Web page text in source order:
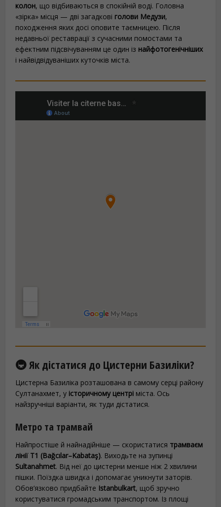
колон, що відбиваються в спокійній воді. Головна
«зірка» місця — дві загадкові голови Медузи,
походження яких досі оповите таємницею. Після
недавньої реставрації з сучасними помостами та
ефектним підсвічуванням це один із найфотогенічніших
і найвідвідуваніших куточків міста.
🚇 Як дістатися до Цистерни Базиліки?
Цистерна Базиліка розташована в самому серці району
Султанахмет, у історичному центрі міста. Ось
найзручніші варіанти, як туди дістатися.
Метро та трамвай
Найпростіше й найнадійніше — скористатися трамваєм
лінії T1 (Bağcılar–Kabataş). Виходьте на зупинці
Sultanahmet. Від неї до цистерни менше ніж 2 хвилини
пішки. Поїздка швидка і допомагає уникнути заторів.
Обов’язково придбайте Istanbulkart, щоб зручно
користуватися громадським транспортом. Із площі